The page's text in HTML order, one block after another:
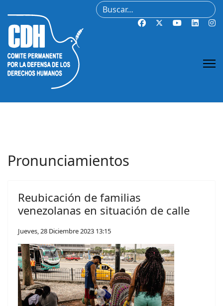
Buscar
Pronunciamientos
Reubicación de familias
venezolanas en situación de calle
Jueves, 28 Diciembre 2023 13:15